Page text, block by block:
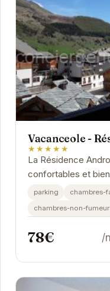
Vacanceole -
★★★★★
La Résidence
confortables et
aux Deux Alpes.
parking chambres-
chambres-non-
78€ /